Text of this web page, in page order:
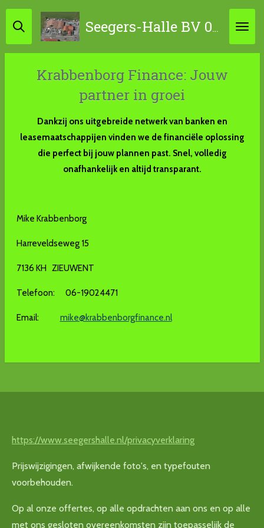
Ga
direct
naar
hoofdinhoud
Seegers-Halle BV 0314-631798 / 06-45867034
Krabbenborg Finance: Jouw
partner in groei
Dankzij ons uitgebreide netwerk van banken en
leasemaatschappijen vinden we de financiële oplossing
die perfect bij jouw plannen past. Snel, volledig
onafhankelijk en altijd transparant.
Mike Krabbenborg
Harreveldseweg 15
7136 KH ZIEUWENT
Telefoon: 06-19024471
Email: mike@krabbenborgfinance.nl
https://www.seegershalle.nl/privacyverklaring
Prijswijzigingen, afwijkende foto's, en typefouten
voorbehouden.
Op al onze offertes, op alle opdrachten aan ons en op alle
met ons gesloten overeenkomsten zijn toepasselijk de